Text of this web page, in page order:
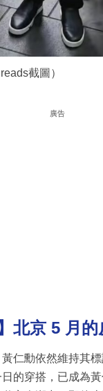
截圖）
廣告
北京 5 月
仁勳依然維持其
的穿搭，已成為